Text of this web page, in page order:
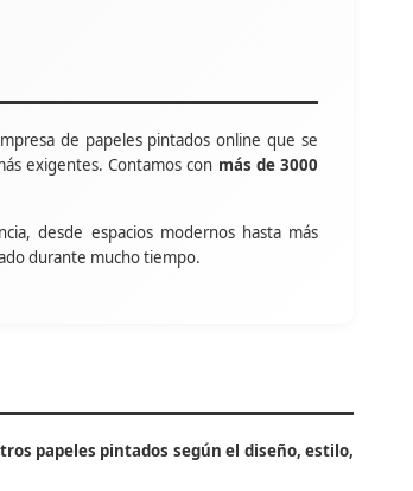
de papeles pintados online que se
exigentes. Contamos con más de 3000
desde espacios modernos hasta más
durante mucho tiempo.
papeles pintados según el diseño, estilo,